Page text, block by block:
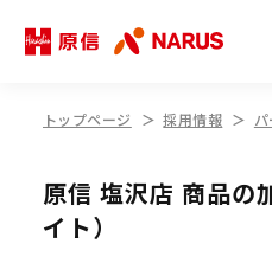
トップページ 採用情報
原信 塩沢店 商品の
イト）